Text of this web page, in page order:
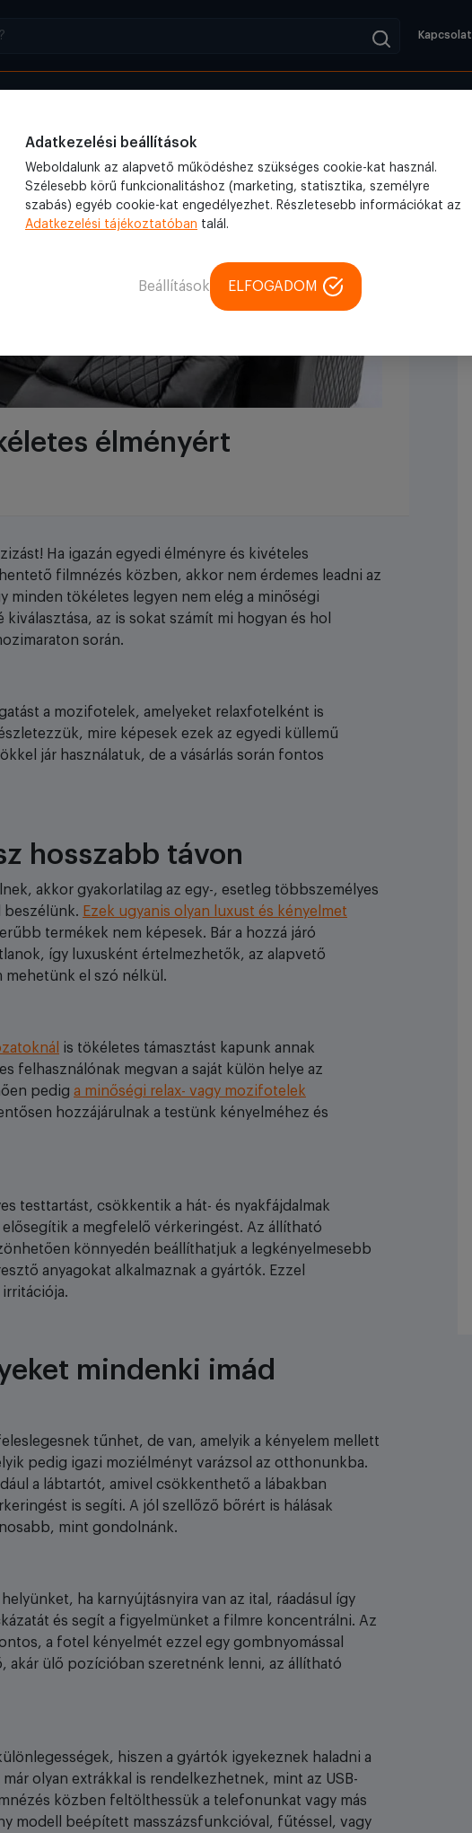
Kapcsolat
élményért
élményért
Ha igazán egyedi élményre és kivételes
filmnézés közben, akkor nem érdemes leadni az
minden tökéletes legyen nem elég a minőségi
az is sokat számít mi hogyan és hol
során.
a mozifotelek, amelyeket relaxfotelként is
mire képesek ezek az egyedi küllemű
jár használatuk, de a vásárlás során fontos
hosszabb távon
akkor gyakorlatilag az egy-, esetleg többszemélyes
beszélünk. Ezek ugyanis olyan luxust és kényelmet
termékek nem képesek. Bár a hozzá járó
így luxusként értelmezhetők, az alapvető
mehetünk el szó nélkül.
is tökéletes támasztást kapunk annak
felhasználónak megvan a saját külön helye az
pedig a minőségi relax- vagy mozifotelek
hozzájárulnak a testünk kényelméhez és
testtartást, csökkentik a hát- és nyakfájdalmak
a megfelelő vérkeringést. Az állítható
könnyedén beállíthatjuk a legkényelmesebb
anyagokat alkalmaznak a gyártók. Ezzel
mindenki imád
tűnhet, de van, amelyik a kényelem mellett
pedig igazi moziélményt varázsol az otthonunkba.
a lábtartót, amivel csökkenthető a lábakban
is segíti. A jól szellőző bőrért is hálásak
mint gondolnánk.
ha karnyújtásnyira van az ital, ráadásul így
és segít a figyelmünket a filmre koncentrálni. Az
a fotel kényelmét ezzel egy gombnyomással
akár ülő pozícióban szeretnénk lenni, az állítható
hiszen a gyártók igyekeznek haladni a
olyan extrákkal is rendelkezhetnek, mint az USB-
közben feltölthessük a telefonunkat vagy más
modell beépített masszázsfunkcióval, fűtéssel, vagy
Adatkezelési beállítások
Weboldalunk az alapvető működéshez szükséges cookie-kat használ.
Szélesebb körű funkcionalitáshoz (marketing, statisztika, személyre
szabás) egyéb cookie-kat engedélyezhet. Részletesebb információkat az
Adatkezelési tájékoztatóban talál.
Beállítások ELFOGADOM